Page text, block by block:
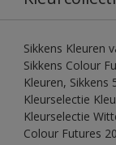
Sikkens Kleuren
Sikkens Colour
Kleuren, Sikkens
Kleurselectie
Kleurselectie
Colour Futures